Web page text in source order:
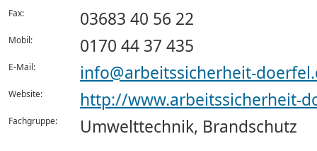
Fax: 03683 40 56 22
Mobil: 0170 44 37 435
E-Mail: info@arbeitssicherheit-
Website: http://www.arbeitssicherheit-
Fachgruppe: Umwelttechnik, Brandschutz